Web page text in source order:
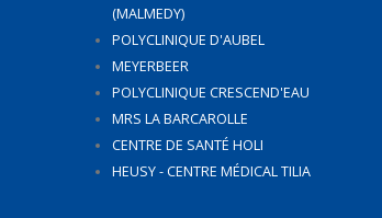
(MALMEDY)
POLYCLINIQUE D'AUBEL
MEYERBEER
POLYCLINIQUE CRESCEND'EAU
MRS LA BARCAROLLE
CENTRE DE SANTÉ HOLI
HEUSY - CENTRE MÉDICAL TILIA